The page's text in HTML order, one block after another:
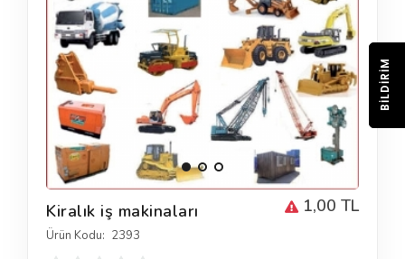
1,00 TL
Kiralık iş makinaları
Ürün Kodu: 2393
BILDIRIM